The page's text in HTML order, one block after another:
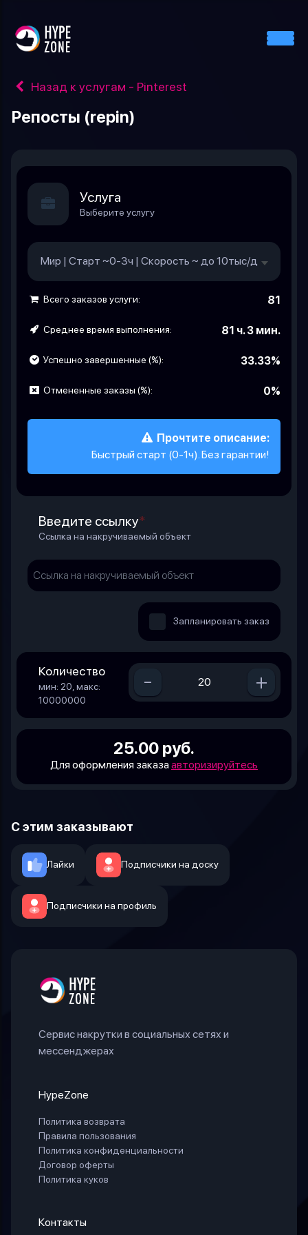
Назад к услугам - Pinterest
Репосты (repin)
Услуга
Выберите услугу
Мир | Старт ~0-3ч | Скорость ~ до 10тыс/день
Всего заказов услуги: 81
Среднее время выполнения: 81 ч. 3 мин.
Успешно завершенные (%): 33.33%
Отмененные заказы (%): 0%
Прочтите описание:
Быстрый старт (0-1ч). Без гарантии!
Введите ссылку*
Ссылка на накручиваемый объект
Запланировать заказ
Количество
мин: 20, макс:
10000000
- +
25.00 руб.
Для оформления заказаавторизируйтесь
С этим заказывают
Лайки Подписчики на доску
Подписчики на профиль
Сервис накрутки в социальных сетях и
мессенджерах
HypeZone
Политика возврата
Правила пользования
Политика конфиденциальности
Договор оферты
Политика куков
Контакты